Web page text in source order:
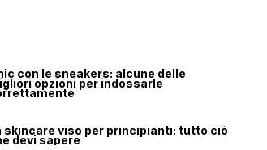
con le sneakers: alcune delle
opzioni per indossarle
skincare viso per principianti: tutto ciò
devi sapere